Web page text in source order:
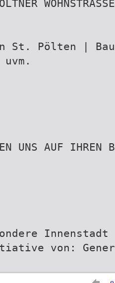
WOHNSTRASSE
in St. Pölten |
UNS AUF IHREN
von: